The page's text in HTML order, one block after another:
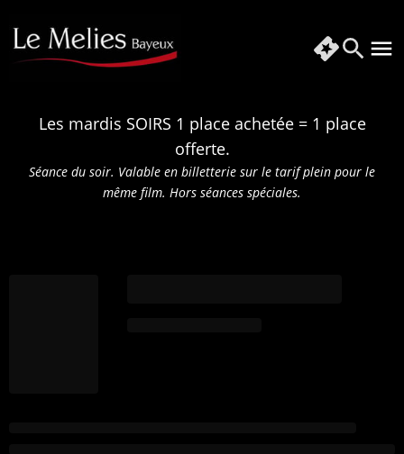
Les mardis SOIRS 1 place achetée = 1 place
offerte.
Séance du soir. Valable en billetterie sur le tarif plein pour le
même film. Hors séances spéciales.